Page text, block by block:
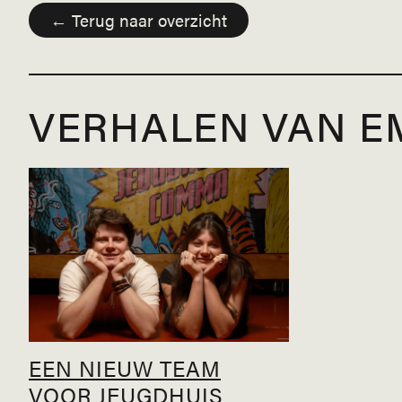
← Terug naar overzicht
VERHALEN VAN
EEN NIEUW TEAM
VOOR JEUGDHUIS